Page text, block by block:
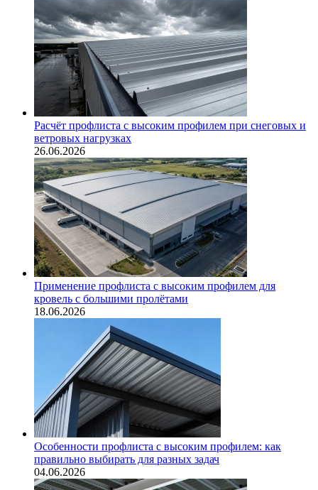
Расчёт профлиста с высоким профилем при снеговых и
ветровых нагрузках
26.06.2026
Применение профлиста с высоким профилем для
кровель с большими пролётами
18.06.2026
Особенности профлиста с высоким профилем: как
правильно выбирать для разных задач
04.06.2026